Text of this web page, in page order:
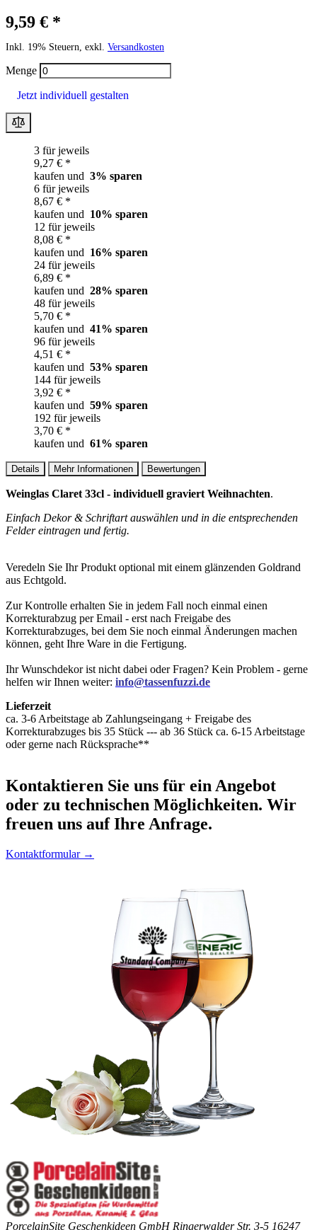
9,59 € *
Inkl. 19% Steuern, exkl. Versandkosten
Menge
Jetzt individuell gestalten
3 für jeweils
9,27 € *
kaufen und 3% sparen
6 für jeweils
8,67 € *
kaufen und 10% sparen
12 für jeweils
8,08 € *
kaufen und 16% sparen
24 für jeweils
6,89 € *
kaufen und 28% sparen
48 für jeweils
5,70 € *
kaufen und 41% sparen
96 für jeweils
4,51 € *
kaufen und 53% sparen
144 für jeweils
3,92 € *
kaufen und 59% sparen
192 für jeweils
3,70 € *
kaufen und 61% sparen
Details Mehr Informationen Bewertungen
Weinglas Claret 33cl - individuell graviert Weihnachten.
Einfach Dekor & Schriftart auswählen und in die entsprechenden
Felder eintragen und fertig.
Veredeln Sie Ihr Produkt optional mit einem glänzenden Goldrand
aus Echtgold.
Zur Kontrolle erhalten Sie in jedem Fall noch einmal einen
Korrekturabzug per Email - erst nach Freigabe des
Korrekturabzuges, bei dem Sie noch einmal Änderungen machen
können, geht Ihre Ware in die Fertigung.
Ihr Wunschdekor ist nicht dabei oder Fragen? Kein Problem - gerne
helfen wir Ihnen weiter: info@tassenfuzzi.de
Lieferzeit
ca. 3-6 Arbeitstage ab Zahlungseingang + Freigabe des
Korrekturabzuges bis 35 Stück --- ab 36 Stück ca. 6-15 Arbeitstage
oder gerne nach Rücksprache**
Kontaktieren Sie uns für ein Angebot
oder zu technischen Möglichkeiten. Wir
freuen uns auf Ihre Anfrage.
Kontaktformular →
PorcelainSite Geschenkideen GmbH Ringerwalder Str. 3-5 16247